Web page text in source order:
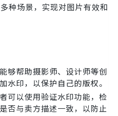
种场景，实现对图片有效和
够帮助摄影师、设计师等创
水印，以保护自己的版权。
可以使用验证水印功能，检
否与卖方描述一致，以防止